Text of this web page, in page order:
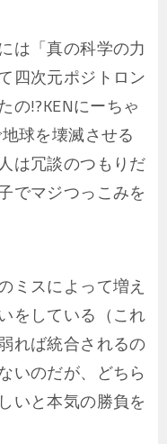
は「真の科学の力
四次元ポジトロン
の!?KENにーちゃ
球を壊滅させる
は冗談のつもりだ
でマジつっこみを
ミスによって増え
をしている（これ
れば統合されるの
いのだが、どちら
いと本気の勝負を